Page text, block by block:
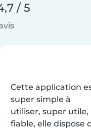
/ 5
Cette application
super simple à
utiliser, super utile,
fiable, elle dispose